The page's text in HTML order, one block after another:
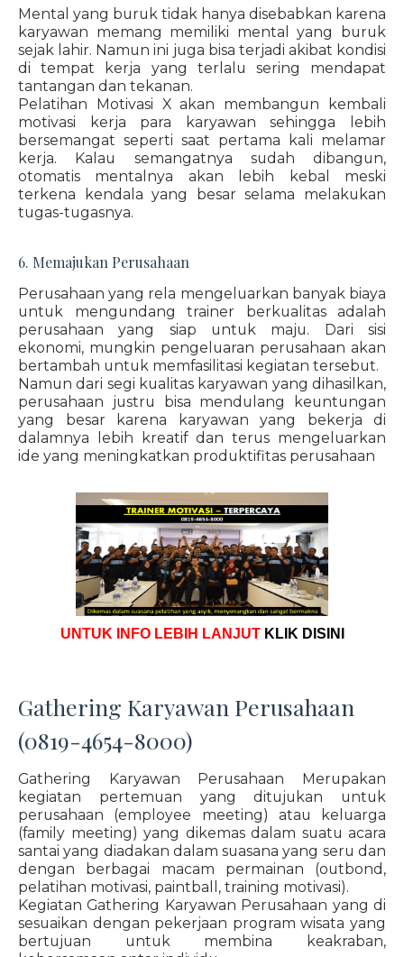
Mental yang buruk tidak hanya disebabkan karena
karyawan memang memiliki mental yang buruk
sejak lahir. Namun ini juga bisa terjadi akibat kondisi
di tempat kerja yang terlalu sering mendapat
tantangan dan tekanan.
Pelatihan Motivasi X akan membangun kembali
motivasi kerja para karyawan sehingga lebih
bersemangat seperti saat pertama kali melamar
kerja. Kalau semangatnya sudah dibangun,
otomatis mentalnya akan lebih kebal meski
terkena kendala yang besar selama melakukan
tugas-tugasnya.
6. Memajukan Perusahaan
Perusahaan yang rela mengeluarkan banyak biaya
untuk mengundang trainer berkualitas adalah
perusahaan yang siap untuk maju. Dari sisi
ekonomi, mungkin pengeluaran perusahaan akan
bertambah untuk memfasilitasi kegiatan tersebut.
Namun dari segi kualitas karyawan yang dihasilkan,
perusahaan justru bisa mendulang keuntungan
yang besar karena karyawan yang bekerja di
dalamnya lebih kreatif dan terus mengeluarkan
ide yang meningkatkan produktifitas perusahaan
UNTUK INFO LEBIH LANJUT KLIK DISINI
Gathering Karyawan Perusahaan
(0819-4654-8000)
Gathering Karyawan Perusahaan Merupakan
kegiatan pertemuan yang ditujukan untuk
perusahaan (employee meeting) atau keluarga
(family meeting) yang dikemas dalam suatu acara
santai yang diadakan dalam suasana yang seru dan
dengan berbagai macam permainan (outbond,
pelatihan motivasi, paintball, training motivasi).
Kegiatan Gathering Karyawan Perusahaan yang di
sesuaikan dengan pekerjaan program wisata yang
bertujuan untuk membina keakraban,